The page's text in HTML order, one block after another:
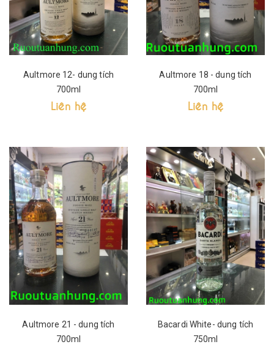
Aultmore 12- dung tích
700ml
Liên hệ
Aultmore 18 - dung tích
700ml
Liên hệ
Aultmore 21 - dung tích
700ml
Bacardi White- dung tích
750ml